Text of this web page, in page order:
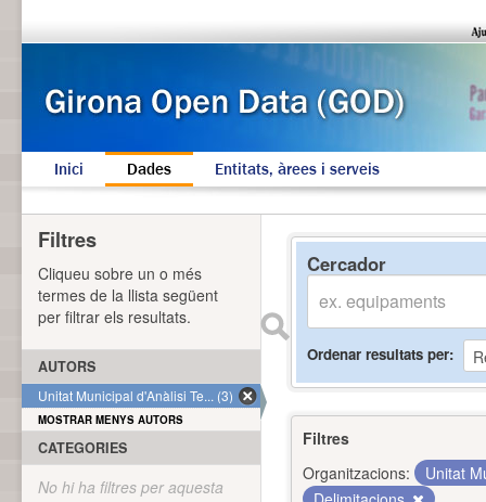
Inici Dades Entitats, àrees i serveis
Cercador
Ordenar resultats per
Filtres
Organitzacions:
Unitat
Filtres
Cliqueu sobre un o més
termes de la llista següent
per filtrar els resultats.
AUTORS
Unitat Municipal d'Anàlisi Te... (3)
MOSTRAR MENYS AUTORS
CATEGORIES
No hi ha filtres per aquesta